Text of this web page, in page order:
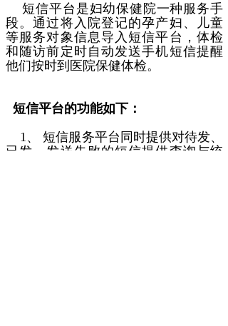
短信平台是妇幼保健院一种服务手
段。通过将入院登记的孕产妇、儿童
等服务对象信息导入短信平台，体检
和随访前定时自动发送手机短信提醒
他们按时到医院保健体检。
短信平台的功能如下：
1、 短信服务平台同时提供对待发、
已发、发送失败的短信提供查询与统